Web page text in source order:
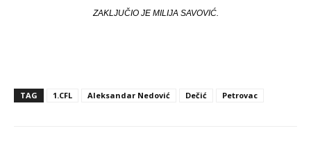
ZAKLJUČIO JE MI­LI­JA SA­VO­VIĆ.
TAG 1.CFL Aleksandar Nedović Dečić Petrovac